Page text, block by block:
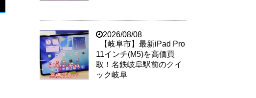
2026/08/08
【岐阜市】最新iPad Pro
11インチ(M5)を高価買
取！名鉄岐阜駅前のクイ
ック岐阜